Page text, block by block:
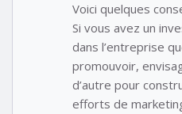
Voici quelques
Si vous avez un
dans l’entreprise
promouvoir,
d’autre pour
efforts de